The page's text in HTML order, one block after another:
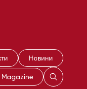
Новини